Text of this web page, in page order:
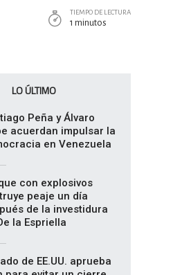
TIEMPO DE LECTURA
1 minutos
LO ÚLTIMO
Peña y Álvaro
acuerdan impulsar la
en Venezuela
con explosivos
peaje un día
de la investidura
la Espriella
de EE.UU. aprueba